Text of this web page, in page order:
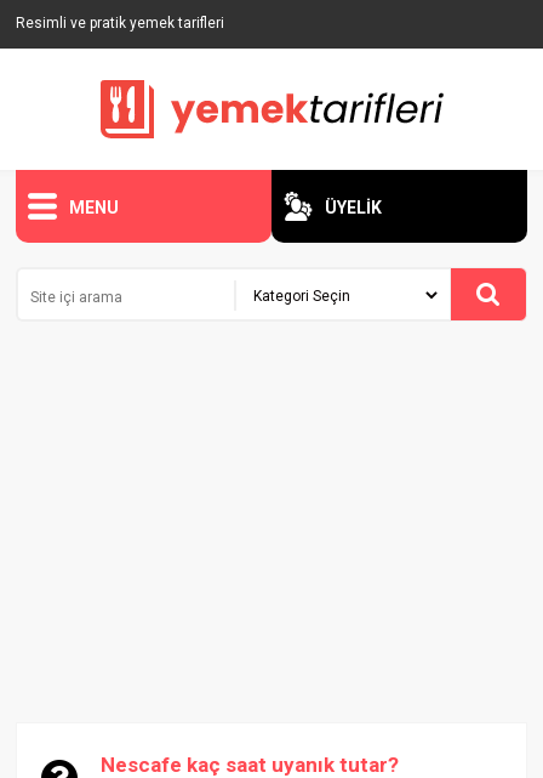
Resimli ve pratik yemek tarifleri
MENU ÜYELİK
Nescafe kaç saat uyanık tutar?